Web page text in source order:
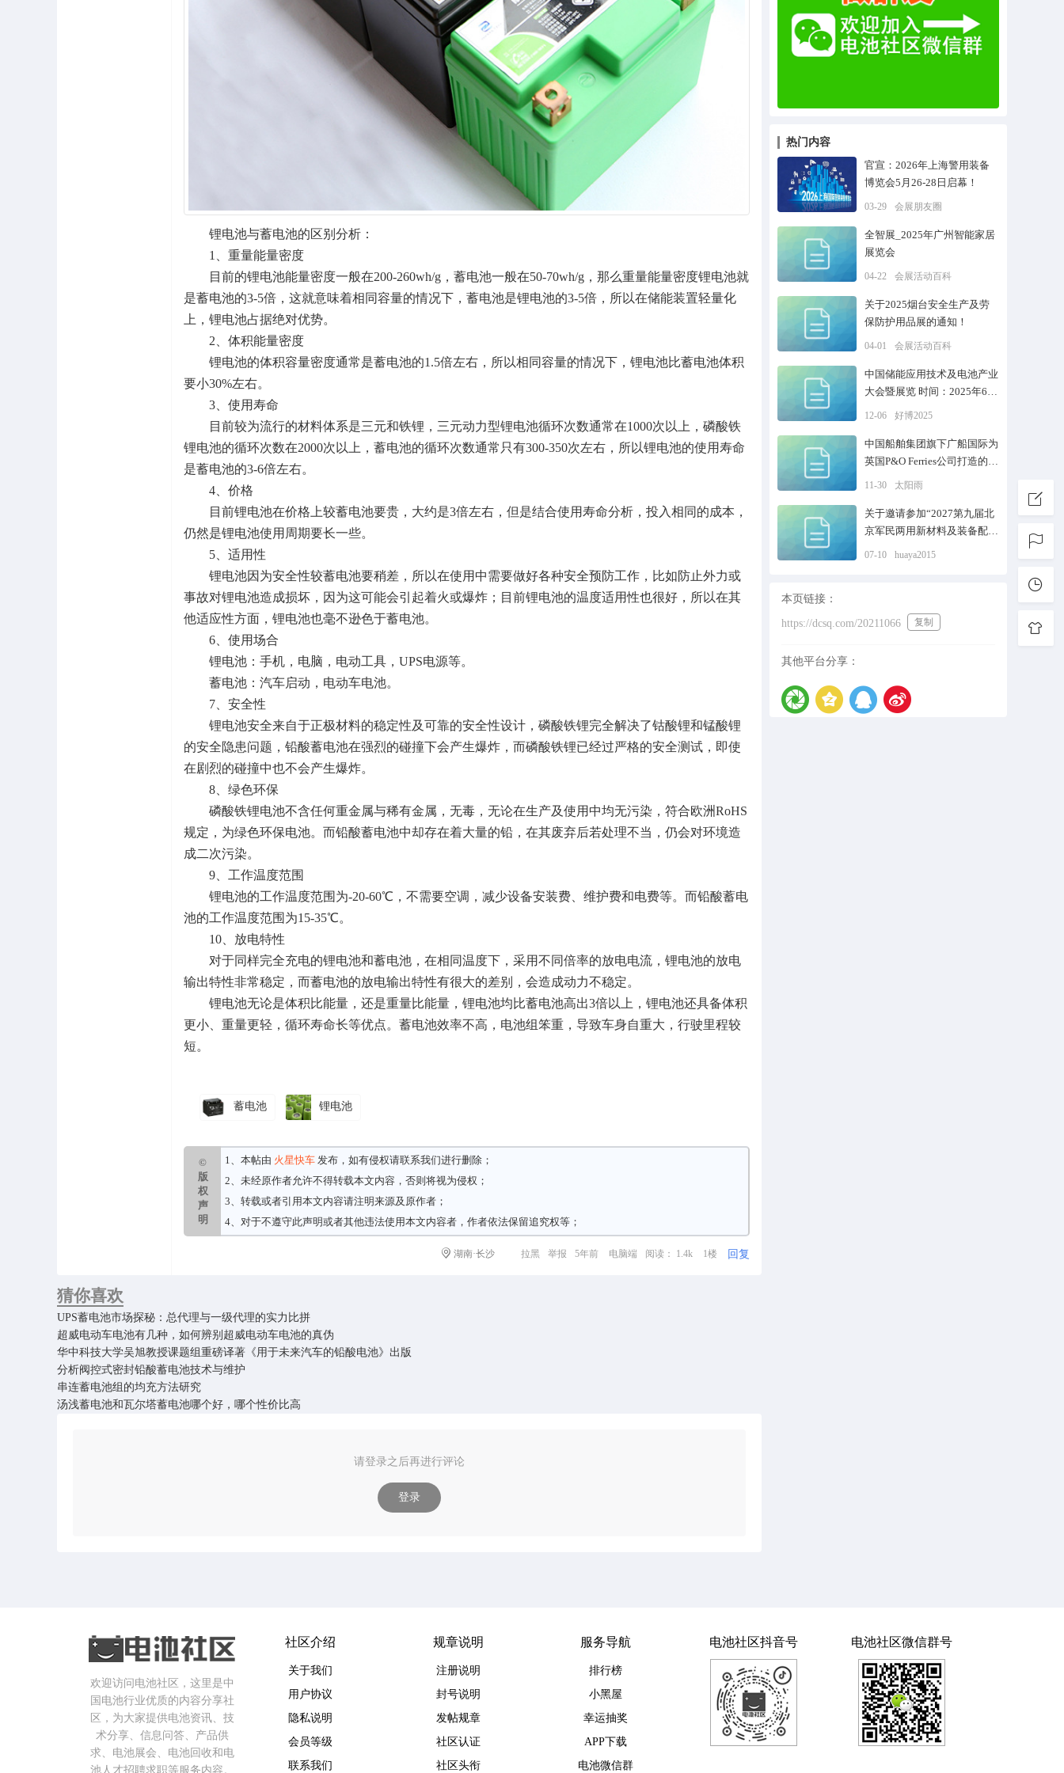
锂电池与蓄电池的区别分析：
1、重量能量密度
目前的锂电池能量密度一般在200-260wh/g，蓄电池一般在50-70wh/g，那么重量能量密度锂电池就
是蓄电池的3-5倍，这就意味着相同容量的情况下，蓄电池是锂电池的3-5倍，所以在储能装置轻量化
上，锂电池占据绝对优势。
2、体积能量密度
锂电池的体积容量密度通常是蓄电池的1.5倍左右，所以相同容量的情况下，锂电池比蓄电池体积
要小30%左右。
3、使用寿命
目前较为流行的材料体系是三元和铁锂，三元动力型锂电池循环次数通常在1000次以上，磷酸铁
锂电池的循环次数在2000次以上，蓄电池的循环次数通常只有300-350次左右，所以锂电池的使用寿命
是蓄电池的3-6倍左右。
4、价格
目前锂电池在价格上较蓄电池要贵，大约是3倍左右，但是结合使用寿命分析，投入相同的成本，
仍然是锂电池使用周期要长一些。
5、适用性
锂电池因为安全性较蓄电池要稍差，所以在使用中需要做好各种安全预防工作，比如防止外力或
事故对锂电池造成损坏，因为这可能会引起着火或爆炸；目前锂电池的温度适用性也很好，所以在其
他适应性方面，锂电池也毫不逊色于蓄电池。
6、使用场合
锂电池：手机，电脑，电动工具，UPS电源等。
蓄电池：汽车启动，电动车电池。
7、安全性
锂电池安全来自于正极材料的稳定性及可靠的安全性设计，磷酸铁锂完全解决了钴酸锂和锰酸锂
的安全隐患问题，铅酸蓄电池在强烈的碰撞下会产生爆炸，而磷酸铁锂已经过严格的安全测试，即使
在剧烈的碰撞中也不会产生爆炸。
8、绿色环保
磷酸铁锂电池不含任何重金属与稀有金属，无毒，无论在生产及使用中均无污染，符合欧洲RoHS
规定，为绿色环保电池。而铅酸蓄电池中却存在着大量的铅，在其废弃后若处理不当，仍会对环境造
成二次污染。
9、工作温度范围
锂电池的工作温度范围为-20-60℃，不需要空调，减少设备安装费、维护费和电费等。而铅酸蓄电
池的工作温度范围为15-35℃。
10、放电特性
对于同样完全充电的锂电池和蓄电池，在相同温度下，采用不同倍率的放电电流，锂电池的放电
输出特性非常稳定，而蓄电池的放电输出特性有很大的差别，会造成动力不稳定。
锂电池无论是体积比能量，还是重量比能量，锂电池均比蓄电池高出3倍以上，锂电池还具备体积
更小、重量更轻，循环寿命长等优点。蓄电池效率不高，电池组笨重，导致车身自重大，行驶里程较
短。
蓄电池 锂电池
©
版
权
声
明
1、本帖由 火星快车 发布，如有侵权请联系我们进行删除；
2、未经原作者允许不得转载本文内容，否则将视为侵权；
3、转载或者引用本文内容请注明来源及原作者；
4、对于不遵守此声明或者其他违法使用本文内容者，作者依法保留追究权等；
湖南·长沙 拉黑 举报 5年前 电脑端 阅读： 1.4k 1楼 回复
猜你喜欢
UPS蓄电池市场探秘：总代理与一级代理的实力比拼
超威电动车电池有几种，如何辨别超威电动车电池的真伪
华中科技大学吴旭教授课题组重磅译著《用于未来汽车的铅酸电池》出版
分析阀控式密封铅酸蓄电池技术与维护
串连蓄电池组的均充方法研究
汤浅蓄电池和瓦尔塔蓄电池哪个好，哪个性价比高
请登录之后再进行评论
登录
热门内容
官宣：2026年上海警用装备
博览会5月26-28日启幕！
03-29 会展朋友圈
全智展_2025年广州智能家居
展览会
04-22 会展活动百科
关于2025烟台安全生产及劳
保防护用品展的通知！
04-01 会展活动百科
中国储能应用技术及电池产业
大会暨展览 时间：2025年6月
17—19日 地点：重庆国际博
12-06 好博2025
中国船舶集团旗下广船国际为
英国P&O Ferries公司打造的全
球首型大容量电池混动双头豪
自由）”号在广州南沙交付
11-30 太阳雨
关于邀请参加“2027第九届北
京军民两用新材料及装备配套
展览会”的通知
07-10 huaya2015
本页链接：
https://dcsq.com/20211066 复制
其他平台分享：
欢迎访问电池社区，这里是中
国电池行业优质的内容分享社
区，为大家提供电池资讯、技
术分享、信息问答、产品供
求、电池展会、电池回收和电
池人才招聘求职等服务内容。
社区介绍
关于我们
用户协议
隐私说明
会员等级
联系我们
规章说明
注册说明
封号说明
发帖规章
社区认证
社区头衔
服务导航
排行榜
小黑屋
幸运抽奖
APP下载
电池微信群
电池社区抖音号 电池社区微信群号